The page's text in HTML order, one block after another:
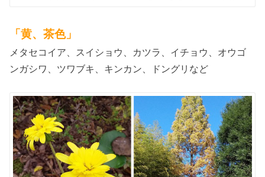
「黄、茶色」
メタセコイア、スイショウ、カツラ、イチョウ、オウゴ
ンガシワ、ツワブキ、キンカン、ドングリなど